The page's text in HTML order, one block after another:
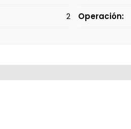
2 Operación: